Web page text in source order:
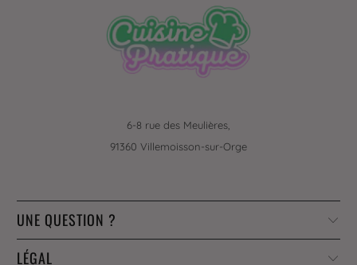
6-8 rue des Meulières,
91360 Villemoisson-sur-Orge
UNE QUESTION ?
LÉGAL